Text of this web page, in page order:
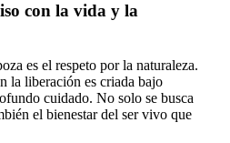
con la vida y la
es el respeto por la naturaleza.
la liberación es criada bajo
cuidado. No solo se busca
el bienestar del ser vivo que